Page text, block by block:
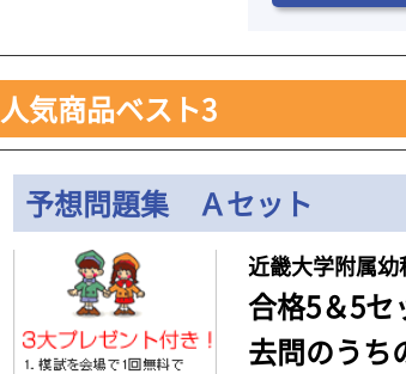
人気商品ベスト3
予想問題集 Ａセット
近畿大学附属幼
合格5＆5
去問のうち